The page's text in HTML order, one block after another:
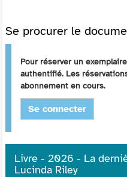
Se procurer le
Pour réserver un
authentifié. Les
abonnement en cours.
Se connecter
Livre - 2026 - La
Lucinda Riley